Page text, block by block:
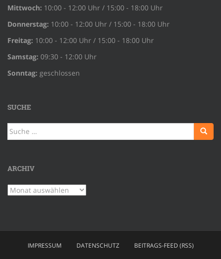
Mittwoch: 10:00 - 12:00 Uhr / 15:00 - 18:00 Uhr
Donnerstag: 10:00 - 12:00 Uhr / 15:00 - 18:00 Uhr
Freitag: 10:00 - 12:00 Uhr / 15:00 - 18:00 Uhr
Samstag: 09:30 - 12:00 Uhr
Sonntag: geschlossen
SUCHE
Suche
nach:
ARCHIV
Archiv
IMPRESSUM DATENSCHUTZ BEITRAGS-FEED (RSS)